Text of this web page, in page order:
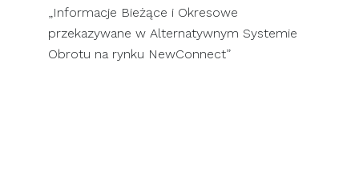
„Informacje Bieżące i Okresowe
przekazywane w Alternatywnym Systemie
Obrotu na rynku NewConnect”